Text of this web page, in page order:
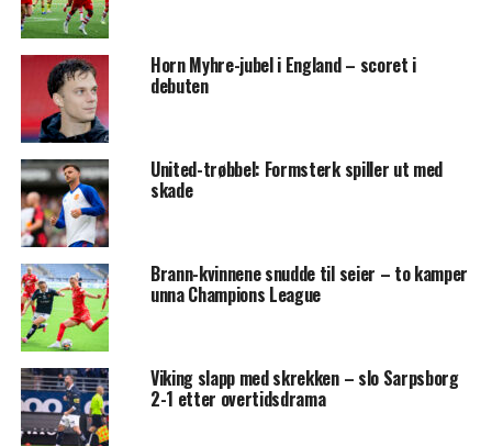
Horn Myhre-jubel i England – scoret i
debuten
United-trøbbel: Formsterk spiller ut med
skade
Brann-kvinnene snudde til seier – to kamper
unna Champions League
Viking slapp med skrekken – slo Sarpsborg
2-1 etter overtidsdrama